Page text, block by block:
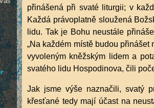
přinášená při svaté liturgii; v
Každá právoplatně sloužená
lidu. Tak je Bohu neustále
„Na každém místě budou
vyvoleným kněžským lidem a
svatého lidu Hospodinova, čili
Jak jsme výše naznačili, svatý
křesťané tedy mají účast na